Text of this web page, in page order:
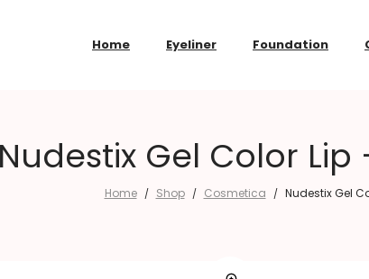
Home Eyeliner Foundation
Nudestix Gel Color Lip
Home / Shop / Cosmetica / Nudestix Gel